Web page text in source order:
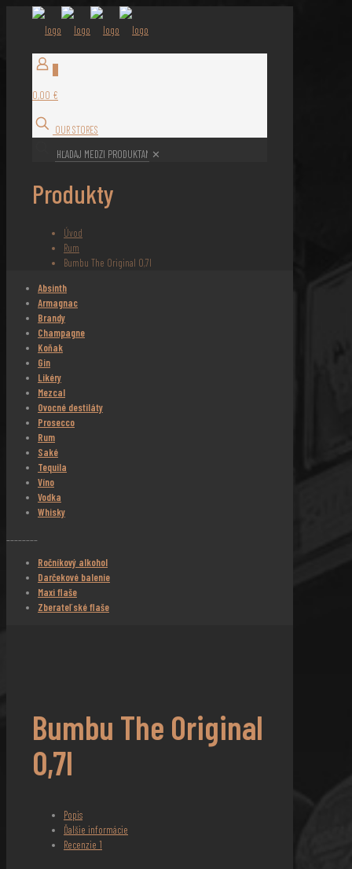
0,00 €
OUR STORES
✕
Produkty
Úvod
Rum
Bumbu The Original 0,7l
Absinth
Armagnac
Brandy
Champagne
Koňak
Gin
Likéry
Mezcal
Ovocné destiláty
Prosecco
Rum
Saké
Tequila
Víno
Vodka
Whisky
________
Ročníkový alkohol
Darčekové balenie
Maxi flaše
Zberateľské flaše
Bumbu The Original
0,7l
Popis
Ďalšie informácie
Recenzie 1